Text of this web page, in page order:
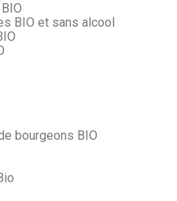
BIO et sans alcool
bourgeons BIO